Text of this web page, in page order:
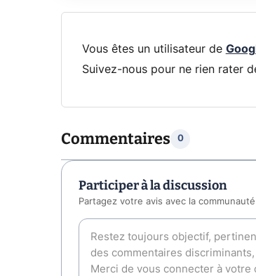
Vous êtes un utilisateur de
Suivez-nous pour ne rien rater
Commentaires 0
Participer à la discussion
Partagez votre avis avec la